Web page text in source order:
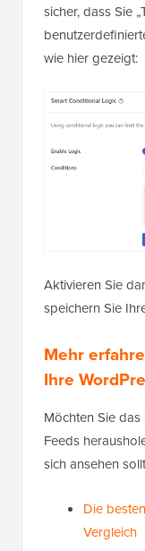
sicher, dass Sie
wie hier gezeigt:
Aktivieren Sie
speichern Sie
Mehr
Ihre
Möchten Sie das
Feeds
sich ansehen
Die
Vergleich